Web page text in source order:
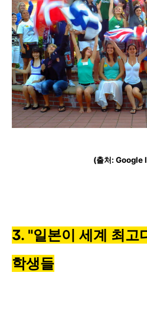
(출처: Google
3. "일본이 세계 최고
학생들